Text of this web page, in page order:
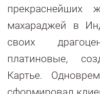
прекраснейших
махараджей в
своих
платиновые,
Картье.